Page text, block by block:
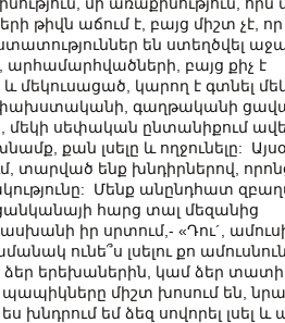
թիվն աճում է, բայց միշտ չէ,
են ստեղծվել
բայց քիչ է
մեկուսացած, կարող է գտնել
փախստականի, գաղթականի
մեկի սեփական ընտանիքում
քան լսելը և ողջունելը:
տարված ենք խնդիրներով,
Մենք անընդհատ
հարց տալ մեզանից
իր սրտում,- «Դու´,
ունե՞ս լսելու քո
ձեր երեխաներին, կամ ձեր
միշտ խոսում են,
խնդրում եմ ձեզ սովորել լսել և